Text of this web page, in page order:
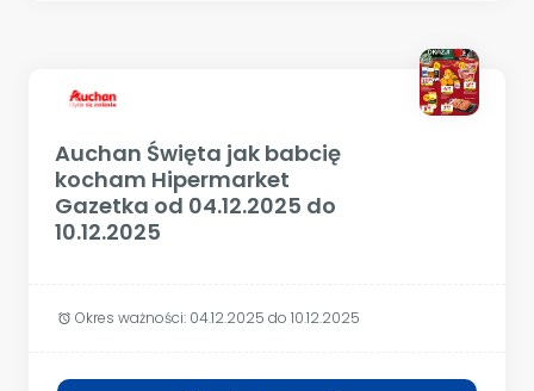
Auchan Święta jak babcię
kocham Hipermarket
Gazetka od 04.12.2025 do
10.12.2025
alarm Okres ważności: 04.12.2025 do 10.12.2025